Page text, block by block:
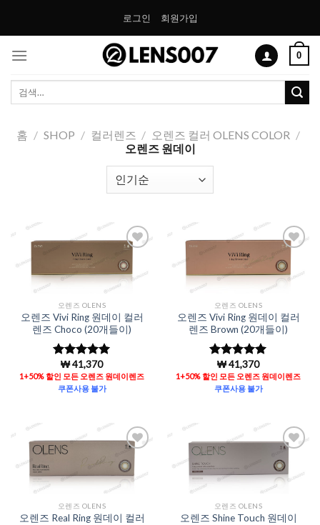
로그인 회원가입
0
색:
홈 / SHOP / 컬러렌즈 / 오렌즈 컬러 OLENS COLOR /
오렌즈 원데이
Add to
Wishlist
오렌즈 OLENS
오렌즈 Vivi Ring 원데이 컬러
렌즈 Choco (20개들이)
5 중에서
로 평가됨
₩41,370
1+50% 할인 모든 오렌즈 원데이렌즈
쿠폰사용 불가
Wishlist
오렌즈 OLENS
오렌즈 Vivi Ring 원데이 컬러
렌즈 Brown (20개들이)
5 중에서
로 평가됨
₩41,370
1+50% 할인 모든 오렌즈 원데이렌즈
쿠폰사용 불가
Add to
Wishlist
오렌즈 OLENS
오렌즈 Real Ring 원데이 컬러
Add to
Wishlist
오렌즈 OLENS
오렌즈 Shine Touch 원데이